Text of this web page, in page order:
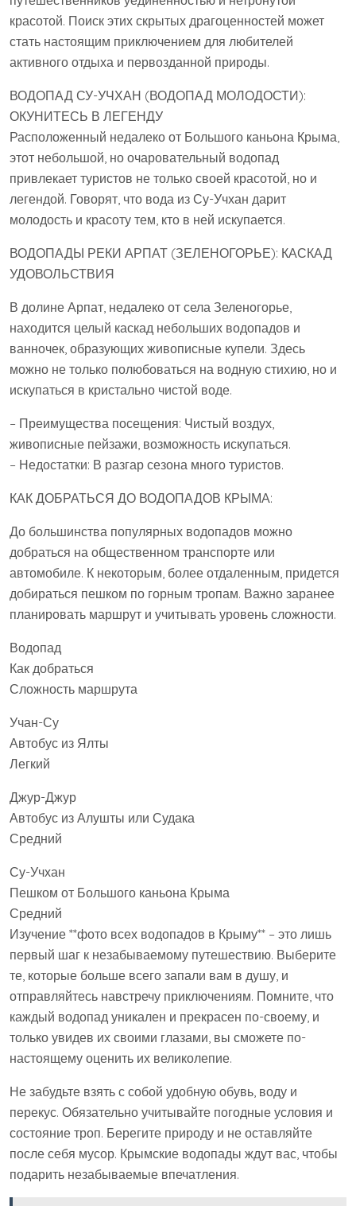
красотой. Поиск этих скрытых драгоценностей может
стать настоящим приключением для любителей
активного отдыха и первозданной природы.
ВОДОПАД СУ-УЧХАН (ВОДОПАД МОЛОДОСТИ):
ОКУНИТЕСЬ В ЛЕГЕНДУ
Расположенный недалеко от Большого каньона Крыма‚
этот небольшой‚ но очаровательный водопад
привлекает туристов не только своей красотой‚ но и
легендой. Говорят‚ что вода из Су-Учхан дарит
молодость и красоту тем‚ кто в ней искупается.
ВОДОПАДЫ РЕКИ АРПАТ (ЗЕЛЕНОГОРЬЕ): КАСКАД
УДОВОЛЬСТВИЯ
В долине Арпат‚ недалеко от села Зеленогорье‚
находится целый каскад небольших водопадов и
ванночек‚ образующих живописные купели. Здесь
можно не только полюбоваться на водную стихию‚ но и
искупаться в кристально чистой воде.
– Преимущества посещения: Чистый воздух‚
живописные пейзажи‚ возможность искупаться.
– Недостатки: В разгар сезона много туристов.
КАК ДОБРАТЬСЯ ДО ВОДОПАДОВ КРЫМА:
До большинства популярных водопадов можно
добраться на общественном транспорте или
автомобиле. К некоторым‚ более отдаленным‚ придется
добираться пешком по горным тропам. Важно заранее
планировать маршрут и учитывать уровень сложности.
Водопад
Как добраться
Сложность маршрута
Учан-Су
Автобус из Ялты
Легкий
Джур-Джур
Автобус из Алушты или Судака
Средний
Су-Учхан
Пешком от Большого каньона Крыма
Средний
Изучение **фото всех водопадов в Крыму** – это лишь
первый шаг к незабываемому путешествию. Выберите
те‚ которые больше всего запали вам в душу‚ и
отправляйтесь навстречу приключениям. Помните‚ что
каждый водопад уникален и прекрасен по-своему‚ и
только увидев их своими глазами‚ вы сможете по-
настоящему оценить их великолепие.
Не забудьте взять с собой удобную обувь‚ воду и
перекус. Обязательно учитывайте погодные условия и
состояние троп. Берегите природу и не оставляйте
после себя мусор. Крымские водопады ждут вас‚ чтобы
подарить незабываемые впечатления.